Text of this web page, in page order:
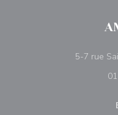
5-7 rue